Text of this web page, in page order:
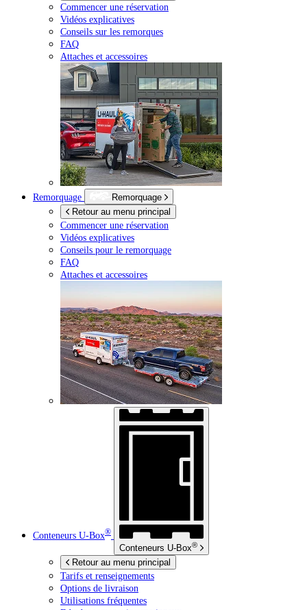
Commencer une réservation
Vidéos explicatives
Conseils sur les remorques
FAQ
Attaches et accessoires
Remorquage
Remorquage
Retour au menu principal
Commencer une réservation
Vidéos explicatives
Conseils pour le remorquage
FAQ
Attaches et accessoires
Conteneurs U-Box®
Conteneurs U-Box®
Retour au menu principal
Tarifs et renseignements
Options de livraison
Utilisations fréquentes